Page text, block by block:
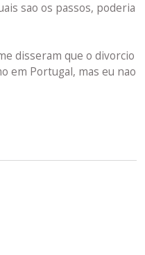
sao os passos, poderia
disseram que o divorcio
em Portugal, mas eu nao